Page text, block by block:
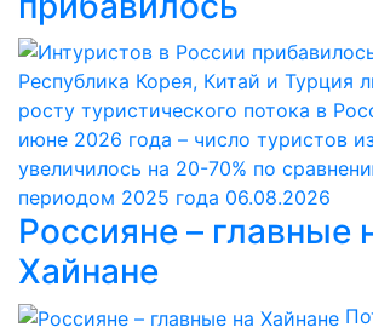
Республика Корея, Китай и Турция
росту туристического потока в
июне 2026 года – число туристов
увеличилось на 20-70% по
периодом 2025 года 06.08.2026
Россияне – главные
Хайнане